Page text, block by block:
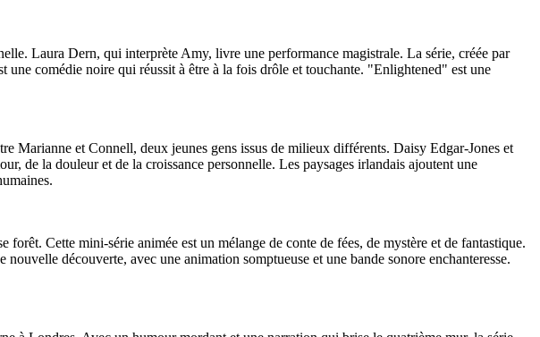
Laura Dern, qui interprète Amy, livre une performance magistrale. La série, créée par
comédie noire qui réussit à être à la fois drôle et touchante. "Enlightened" est une
Marianne et Connell, deux jeunes gens issus de milieux différents. Daisy Edgar-Jones et
de la douleur et de la croissance personnelle. Les paysages irlandais ajoutent une
Cette mini-série animée est un mélange de conte de fées, de mystère et de fantastique.
découverte, avec une animation somptueuse et une bande sonore enchanteresse.